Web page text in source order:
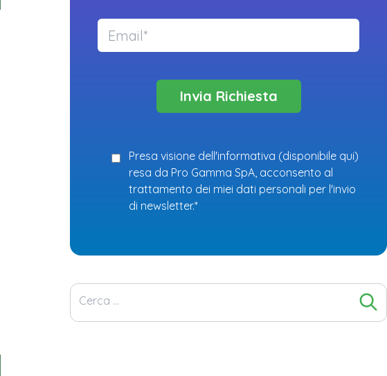
Presa visione dell'informativa (disponibile qui)
resa da Pro Gamma SpA, acconsento al
trattamento dei miei dati personali per l'invio
di newsletter.*
Ricerca